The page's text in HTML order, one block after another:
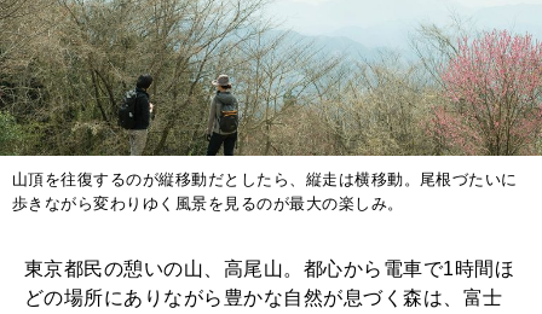
2026年4月号「未来をつくる、学びの教科書。」
2026年3月号「スイーツ予想図 2026」
2026年2月号「良運を掴む 新・開運術。」
2026年1月号「猫がいれば、幸せ」
山頂を往復するのが縦移動だとしたら、縦走は横移動。尾根づたいに
歩きながら変わりゆく風景を見るのが最大の楽しみ。
東京都民の憩いの山、高尾山。都心から電車で1時間ほ
どの場所にありながら豊かな自然が息づく森は、富士